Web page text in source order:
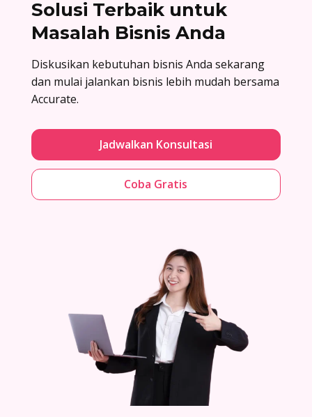
Solusi Terbaik untuk
Masalah Bisnis Anda
Diskusikan kebutuhan bisnis Anda sekarang
dan mulai jalankan bisnis lebih mudah bersama
Accurate.
Jadwalkan Konsultasi
Coba Gratis